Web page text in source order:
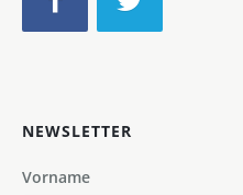
NEWSLETTER
Vorname